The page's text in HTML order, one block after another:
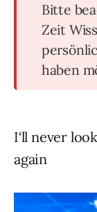
Bitte
Zeit
haben
I‘ll never
again